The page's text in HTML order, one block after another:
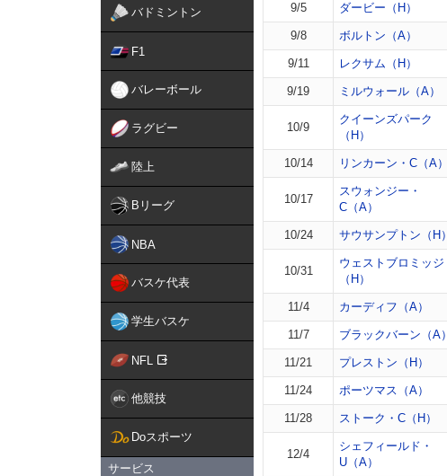
バドミントン
F1
バレーボール
ラグビー
陸上
Bリーグ
NBA
バスケ代表
学生バスケ
NFL
他競技
Doスポーツ
サービス
9/5 ダービー（H）
9/8 ボルトン（A）
9/11 レクサム（H）
9/19 ミルウォール（A）
10/9
クイーンズパーク
（H）
10/14 リンカーン・C（A）
10/17
スウォンジー・
C（A）
10/24 サウサンプトン（H）
10/31
ウェストブロミッジ
（H）
11/4 カーディフ（A）
11/7 ブラックバーン（A）
11/21 プレストン（H）
11/24 ポーツマス（A）
11/28 ストーク・C（H）
12/4
シェフィールド・
U（A）